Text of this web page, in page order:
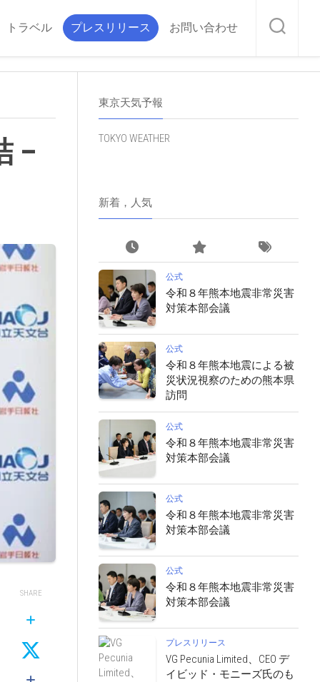
トラベル プレスリリース お問い合わせ
–
SHARE
東京天気予報
TOKYO WEATHER
新着，人気
公式
令和８年熊本地震非常災害
対策本部会議
公式
令和８年熊本地震による被
災状況視察のための熊本県
訪問
公式
令和８年熊本地震非常災害
対策本部会議
公式
令和８年熊本地震非常災害
対策本部会議
公式
令和８年熊本地震非常災害
対策本部会議
プレスリリース
VG Pecunia Limited、CEO デ
イビッド・モニーズ氏のも